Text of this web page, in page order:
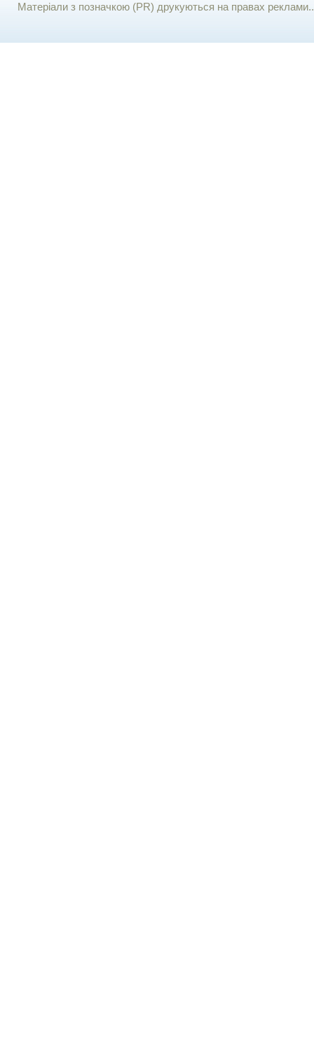
Матеріали з позначкою (PR) друкуються на правах реклами..